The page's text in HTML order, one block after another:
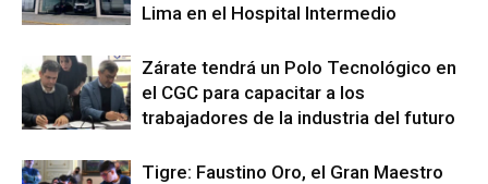
Lima en el Hospital Intermedio
Zárate tendrá un Polo Tecnológico en
el CGC para capacitar a los
trabajadores de la industria del futuro
Tigre: Faustino Oro, el Gran Maestro